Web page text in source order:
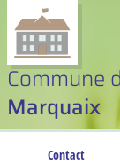
Commune
Marquaix
Contact